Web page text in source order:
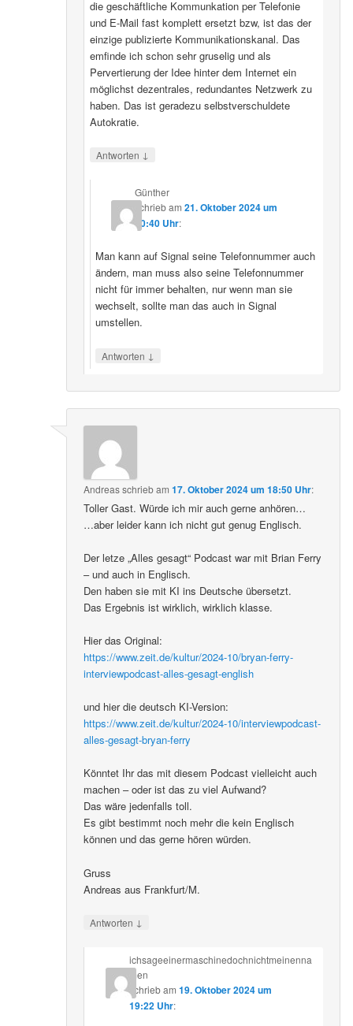
die geschäftliche Kommunkation per Telefonie
und E-Mail fast komplett ersetzt bzw, ist das der
einzige publizierte Kommunikationskanal. Das
emfinde ich schon sehr gruselig und als
Pervertierung der Idee hinter dem Internet ein
möglichst dezentrales, redundantes Netzwerk zu
haben. Das ist geradezu selbstverschuldete
Autokratie.
Antworten ↓
Günther
schriebam21. Oktober 2024 um
00:40 Uhr:
Man kann auf Signal seine Telefonnummer auch
ändern, man muss also seine Telefonnummer
nicht für immer behalten, nur wenn man sie
wechselt, sollte man das auch in Signal
umstellen.
Antworten ↓
Andreasschriebam17. Oktober 2024 um 18:50 Uhr:
Toller Gast. Würde ich mir auch gerne anhören…
…aber leider kann ich nicht gut genug Englisch.
Der letze „Alles gesagt“ Podcast war mit Brian Ferry
– und auch in Englisch.
Den haben sie mit KI ins Deutsche übersetzt.
Das Ergebnis ist wirklich, wirklich klasse.
Hier das Original:
https://www.zeit.de/kultur/2024-10/bryan-ferry-
interviewpodcast-alles-gesagt-english
und hier die deutsch KI-Version:
https://www.zeit.de/kultur/2024-10/interviewpodcast-
alles-gesagt-bryan-ferry
Könntet Ihr das mit diesem Podcast vielleicht auch
machen – oder ist das zu viel Aufwand?
Das wäre jedenfalls toll.
Es gibt bestimmt noch mehr die kein Englisch
können und das gerne hören würden.
Gruss
Andreas aus Frankfurt/M.
Antworten ↓
ichsageeinermaschinedochnichtmeinenna
men
schriebam 19. Oktober 2024 um
19:22 Uhr: